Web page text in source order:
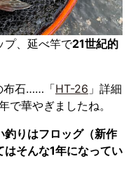
プ、延べ竿で21世紀的
布石……「HT-26 」詳細
で華やぎましたね。
釣りはフロッグ（新作
はそんな1年になってい